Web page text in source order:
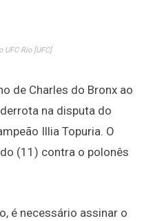
Rio [UFC]
de Charles do Bronx ao
na disputa do
Illia Topuria. O
(11) contra o polonês
é necessário assinar o